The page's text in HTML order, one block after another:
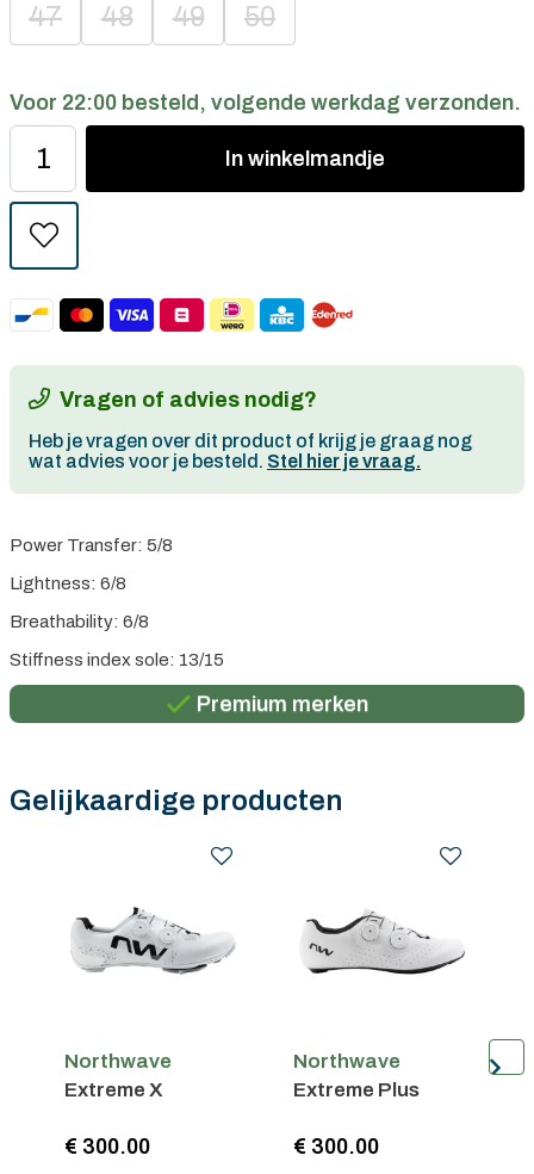
47
48 49 50
Voor 22:00 besteld, volgende werkdag verzonden.
In winkelmandje
Vragen of advies nodig?
Heb je vragen over dit product of krijg je graag nog
wat advies voor je besteld. Stel hier je vraag.
Power Transfer: 5/8
Lightness: 6/8
Breathability: 6/8
Stiffness index sole: 13/15
Gratis verzending in België vanaf €100
Premium merken
Gelijkaardige producten
Northwave
Extreme X
€ 300.00
Northwave
Extreme Plus
€ 300.00